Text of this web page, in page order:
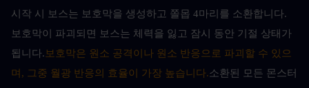
시작 시 보스는 보호막을 생성하고 쫄몹 4마리를 소환합니다.
보호막이 파괴되면 보스는 체력을 잃고 잠시 동안 기절 상태가
됩니다. 보호막은 원소 공격이나 원소 반응으로 파괴할 수 있으
며, 그중 월광 반응의 효율이 가장 높습니다.소환된 모든 몬스터